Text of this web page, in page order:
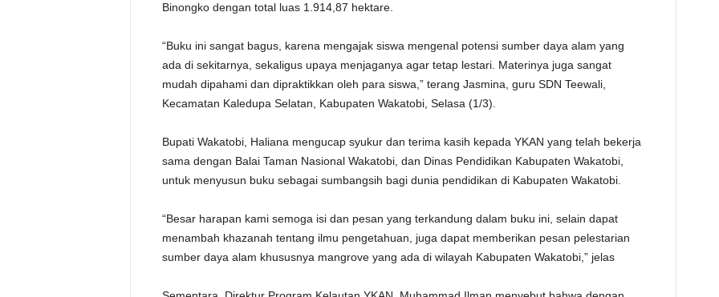
Binongko dengan total luas 1.914,87 hektare.
“Buku ini sangat bagus, karena mengajak siswa mengenal potensi sumber daya alam yang
ada di sekitarnya, sekaligus upaya menjaganya agar tetap lestari. Materinya juga sangat
mudah dipahami dan dipraktikkan oleh para siswa,” terang Jasmina, guru SDN Teewali,
Kecamatan Kaledupa Selatan, Kabupaten Wakatobi, Selasa (1/3).
Bupati Wakatobi, Haliana mengucap syukur dan terima kasih kepada YKAN yang telah bekerja
sama dengan Balai Taman Nasional Wakatobi, dan Dinas Pendidikan Kabupaten Wakatobi,
untuk menyusun buku sebagai sumbangsih bagi dunia pendidikan di Kabupaten Wakatobi.
“Besar harapan kami semoga isi dan pesan yang terkandung dalam buku ini, selain dapat
menambah khazanah tentang ilmu pengetahuan, juga dapat memberikan pesan pelestarian
sumber daya alam khususnya mangrove yang ada di wilayah Kabupaten Wakatobi,” jelas